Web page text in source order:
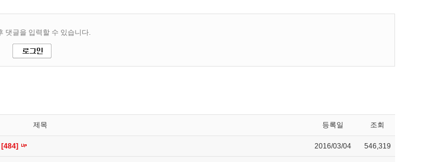
제목 등록일 조회
[484] 2016/03/04 546,319